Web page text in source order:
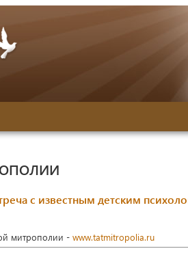
с известным детским
митрополии - www.tatmitropolia.ru